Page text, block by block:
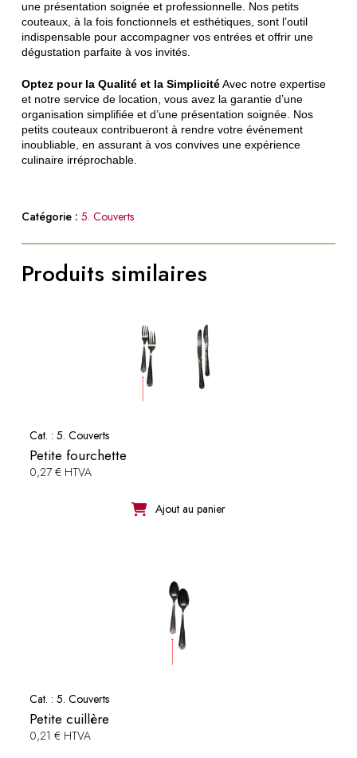
une présentation soignée et professionnelle. Nos petits
couteaux, à la fois fonctionnels et esthétiques, sont l’outil
indispensable pour accompagner vos entrées et offrir une
dégustation parfaite à vos invités.
Optez pour la Qualité et la SimplicitéAvec notre expertise
et notre service de location, vous avez la garantie d’une
organisation simplifiée et d’une présentation soignée. Nos
petits couteaux contribueront à rendre votre événement
inoubliable, en assurant à vos convives une expérience
culinaire irréprochable.
Catégorie : 5. Couverts
Produits similaires
Cat. : 5. Couverts
Petite fourchette
0,27 € HTVA
Ajout au panier
Cat. : 5. Couverts
Petite cuillère
0,21 € HTVA